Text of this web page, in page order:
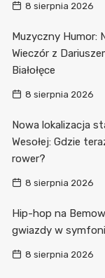
8 sierpnia 2026
Muzyczny Humor:
Wieczór z
Białołęce
8 sierpnia 2026
Nowa lokalizacja
Wesołej: Gdzie
rower?
8 sierpnia 2026
Hip-hop na
gwiazdy w
8 sierpnia 2026